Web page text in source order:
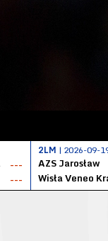
---
---
2LM | 2026-09-
AZS Jarosław
Wisła Veneo